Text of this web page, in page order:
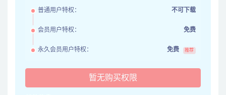
普通用户特权： 不可下载
会员用户特权： 免费
永久会员用户特权： 免费 推荐
暂无购买权限